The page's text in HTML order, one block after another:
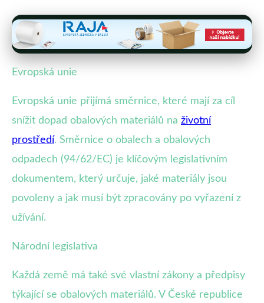
Evropská unie
Evropská unie přijímá směrnice, které mají za cíl
snížit dopad obalových materiálů na životní
prostředí. Směrnice o obalech a obalových
odpadech (94/62/EC) je klíčovým legislativním
dokumentem, který určuje, jaké materiály jsou
povoleny a jak musí být zpracovány po vyřazení z
užívání.
Národní legislativa
Každá země má také své vlastní zákony a předpisy
týkající se obalových materiálů. V České republice